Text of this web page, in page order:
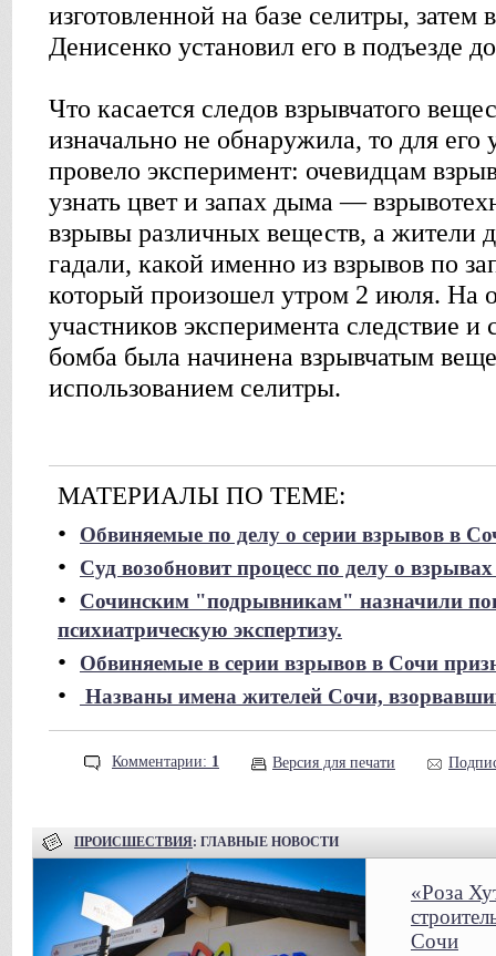
изготовленной на базе селитры, затем
Денисенко установил его в подъезде
Что касается следов взрывчатого
изначально не обнаружила, то для его
провело эксперимент: очевидцам
узнать цвет и запах дыма —
взрывы различных веществ, а жители
гадали, какой именно из взрывов по
который произошел утром 2 июля. На
участников эксперимента следствие и
бомба была начинена взрывчатым
использованием селитры.
МАТЕРИАЛЫ ПО ТЕМЕ:
•
Обвиняемые по делу о серии взрывов в
• Суд возобновит процесс по делу о
•
Сочинским "подрывникам" назначили
психиатрическую экспертизу.
• Обвиняемые в серии взрывов в Сочи
• Названы имена жителей Сочи,
Комментарии: 1 Версия для печати
ПРОИСШЕСТВИЯ: ГЛАВНЫЕ НОВОСТИ
«Роза
Сочи